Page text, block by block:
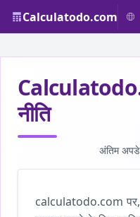
Calculatodo.com
नीति
अंतिम
calculatodo.com पर,